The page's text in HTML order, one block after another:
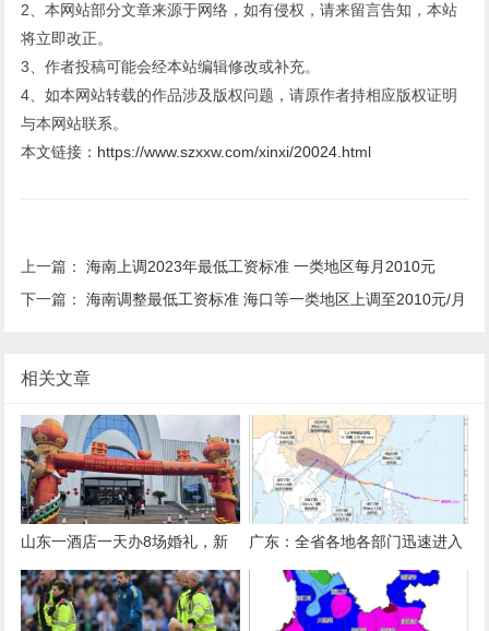
2、本网站部分文章来源于网络，如有侵权，请来留言告知，本站
将立即改正。
3、作者投稿可能会经本站编辑修改或补充。
4、如本网站转载的作品涉及版权问题，请原作者持相应版权证明
与本网站联系。
本文链接： https://www.szxxw.com/xinxi/20024.html
上一篇：海南上调2023年最低工资标准 一类地区每月2010元
下一篇：海南调整最低工资标准 海口等一类地区上调至2010元/月
相关文章
山东一酒店一天办8场婚礼，新
人共用一个充气拱门，酒店称免
费提供：大家都想放前面，顺序
广东：全省各地各部门迅速进入
临战状态